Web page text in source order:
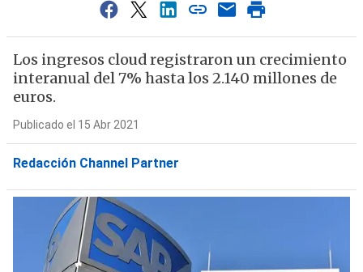
Los ingresos cloud registraron un crecimiento
interanual del 7% hasta los 2.140 millones de
euros.
Publicado el 15 Abr 2021
Redacción Channel Partner